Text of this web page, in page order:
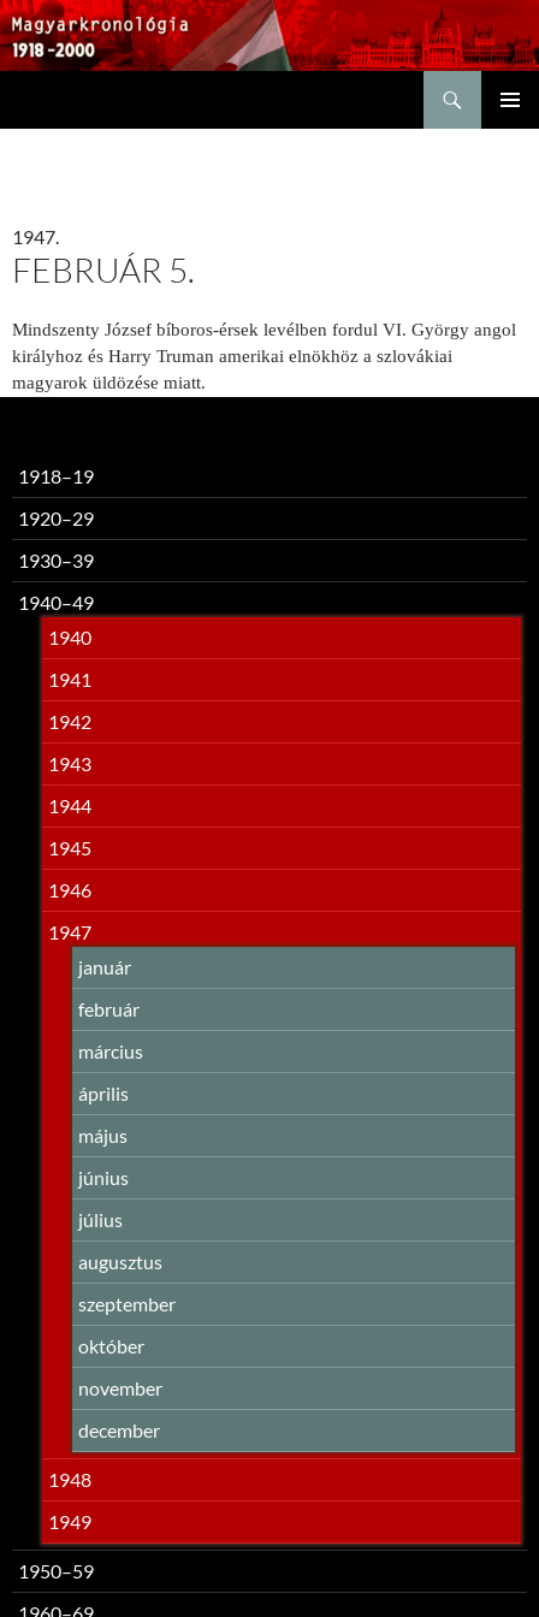
1947.
FEBRUÁR 5.
Mindszenty József bíboros-érsek levélben fordul VI. György angol
királyhoz és Harry Truman amerikai elnökhöz a szlovákiai
magyarok üldözése miatt.
1918–19
1920–29
1930–39
1940–49
1940
1941
1942
1943
1944
1945
1946
1947
január
február
március
április
május
június
július
augusztus
szeptember
október
november
december
1948
1949
1950–59